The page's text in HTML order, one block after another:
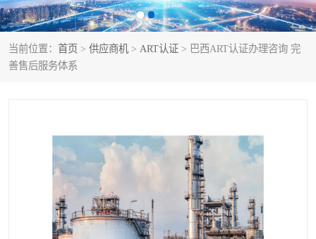
当前位置： 首页 > 供应商机 > ART认证 > 巴西ART认证办理咨询 完
善售后服务体系
ART认证 巴西NR认证
巴西认证 RETIE认证